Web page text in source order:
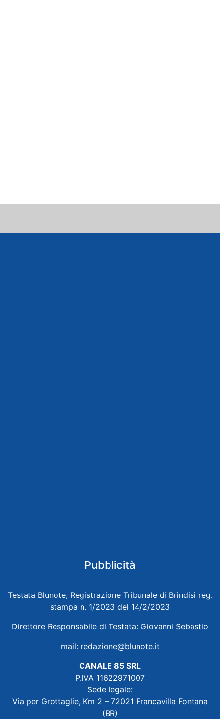
Pubblicità
Testata Blunote, Registrazione Tribunale di Brindisi reg.
stampa n. 1/2023 del 14/2/2023
Direttore Responsabile di Testata: Giovanni Sebastio
mail: redazione@blunote.it
CANALE 85 SRL
P.IVA 11622971007
Sede legale:
Via per Grottaglie, Km 2 – 72021 Francavilla Fontana
(BR)